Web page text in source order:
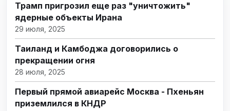
Трамп пригрозил еще раз "уничтожить"
ядерные объекты Ирана
29 июля, 2025
Таиланд и Камбоджа договорились о
прекращении огня
28 июля, 2025
Первый прямой авиарейс Москва - Пхеньян
приземлился в КНДР